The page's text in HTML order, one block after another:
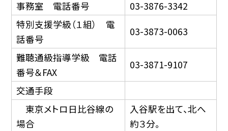
事務室 電話番号
03-3876-3342
特別支援学級（１組） 電
話番号
03-3873-0063
難聴通級指導学級 電話
番号＆FAX
03-3871-9107
交通手段
東京メトロ日比谷線の
場合
入谷駅を出て、北へ
約３分。